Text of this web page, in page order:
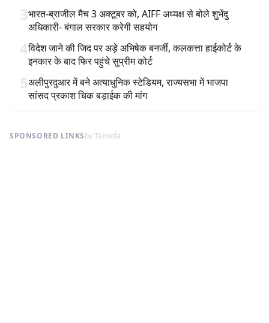
3भारत-ब्राजील मैच 3 अक्टूबर को, AIFF अध्यक्ष से बोले शुभेंदु
अधिकारी- बंगाल सरकार करेगी सहयोग
4विदेश जाने की जिद पर अड़े अभिषेक बनर्जी, कलकत्ता हाईकोर्ट के
इनकार के बाद फिर पहुंचे सुप्रीम कोर्ट
5अलीपुरदुआर में बने अत्याधुनिक स्टेडियम, राज्यसभा में भाजपा
सांसद प्रकाश चिक बड़ाईक की मांग
SPONSORED LINKSby Taboola